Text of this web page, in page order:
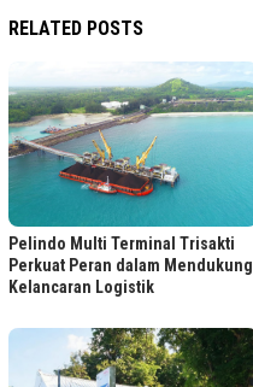
RELATED POSTS
Pelindo Multi Terminal Trisakti
Perkuat Peran dalam Mendukung
Kelancaran Logistik